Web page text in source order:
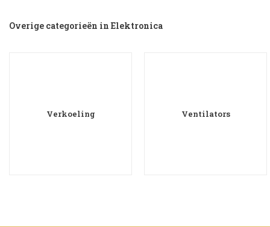
Overige categorieën in Elektronica
Verkoeling Ventilators